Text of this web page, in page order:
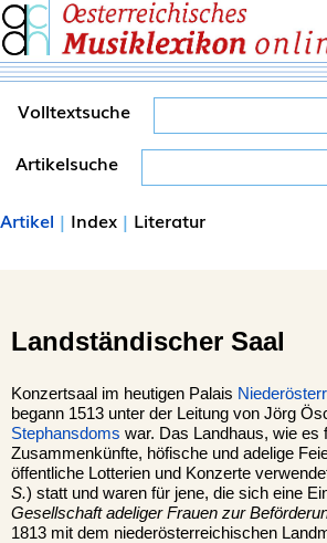
Volltextsuche
Artikelsuche
Artikel | Index | Literatur
Landständischer Saal
Konzertsaal im heutigen Palais
begann 1513 unter der Leitung von Jörg
Stephansdoms war. Das Landhaus, wie es
Zusammenkünfte, höfische und adelige
öffentliche Lotterien und Konzerte
S.) statt und waren für jene, die sich eine
Gesellschaft adeliger Frauen zur
1813 mit dem niederösterreichischen